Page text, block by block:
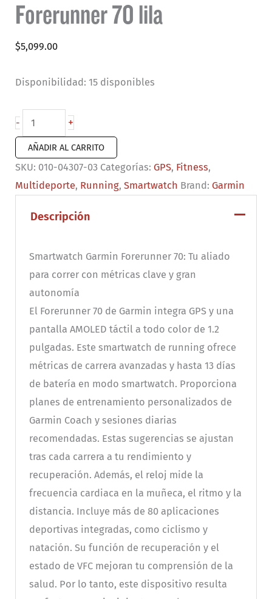
Forerunner 70 lila
$5,099.00
Disponibilidad: 15 disponibles
-
Forerunner
70
lila
cantidad
+
AÑADIR AL CARRITO
SKU: 010-04307-03 Categorías: GPS, Fitness,
Multideporte, Running,Smartwatch Brand: Garmin
Descripción
Smartwatch Garmin Forerunner 70: Tu aliado
para correr con métricas clave y gran
autonomía
El Forerunner 70 de Garmin integra GPS y una
pantalla AMOLED táctil a todo color de 1.2
pulgadas. Este smartwatch de running ofrece
métricas de carrera avanzadas y hasta 13 días
de batería en modo smartwatch. Proporciona
planes de entrenamiento personalizados de
Garmin Coach y sesiones diarias
recomendadas. Estas sugerencias se ajustan
tras cada carrera a tu rendimiento y
recuperación. Además, el reloj mide la
frecuencia cardiaca en la muñeca, el ritmo y la
distancia. Incluye más de 80 aplicaciones
deportivas integradas, como ciclismo y
natación. Su función de recuperación y el
estado de VFC mejoran tu comprensión de la
salud. Por lo tanto, este dispositivo resulta